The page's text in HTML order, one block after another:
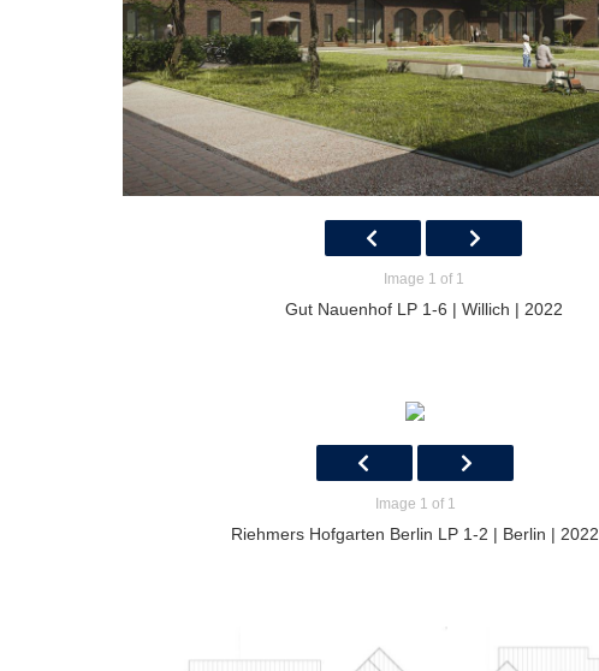
Image 1 of 1
Gut Nauenhof LP 1-6 | Willich | 2022
Image 1 of 1
Riehmers Hofgarten Berlin LP 1-2 | Berlin | 2022